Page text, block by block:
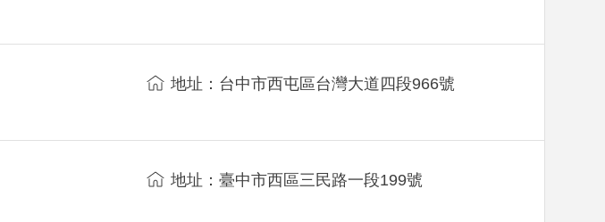
地址：台中市西屯區台灣大道四段966號
地址：臺中市西區三民路一段199號